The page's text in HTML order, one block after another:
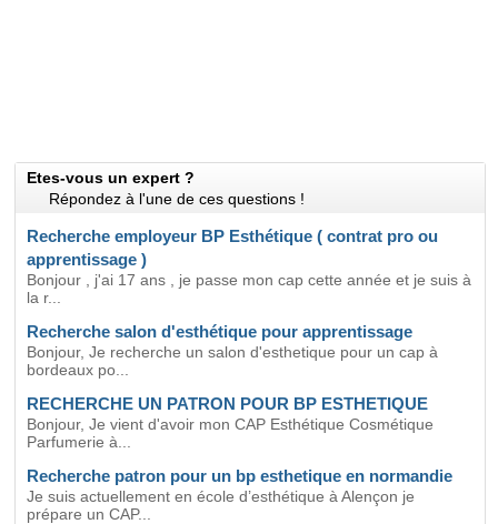
Etes-vous un expert ?
Répondez à l'une de ces questions !
Recherche employeur BP Esthétique ( contrat pro ou
apprentissage )
Bonjour , j'ai 17 ans , je passe mon cap cette année et je suis à
la r...
Recherche salon d'esthétique pour apprentissage
Bonjour, Je recherche un salon d'esthetique pour un cap à
bordeaux po...
RECHERCHE UN PATRON POUR BP ESTHETIQUE
Bonjour, Je vient d'avoir mon CAP Esthétique Cosmétique
Parfumerie à...
Recherche patron pour un bp esthetique en normandie
Je suis actuellement en école d’esthétique à Alençon je
prépare un CAP...